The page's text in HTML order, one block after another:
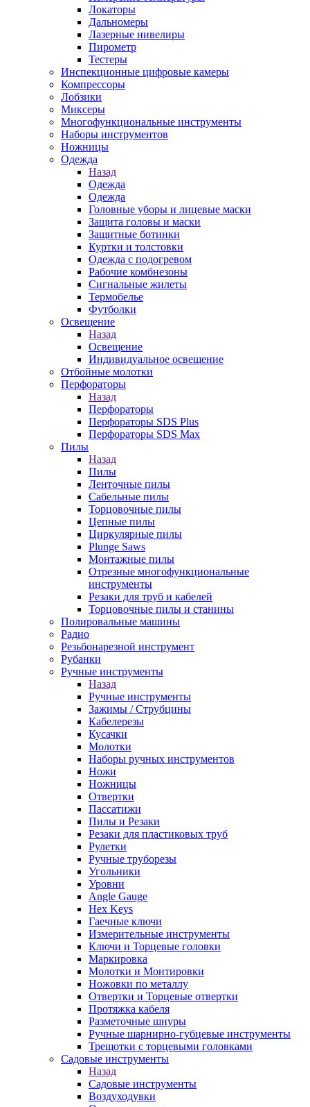
Локаторы
Дальномеры
Лазерные нивелиры
Пирометр
Тестеры
Инспекционные цифровые камеры
Компрессоры
Лобзики
Миксеры
Многофункциональные инструменты
Наборы инструментов
Ножницы
Одежда
Назад
Одежда
Одежда
Головные уборы и лицевые маски
Защита головы и маски
Защитные ботинки
Куртки и толстовки
Одежда с подогревом
Рабочие комбнезоны
Сигнальные жилеты
Термобелье
Футболки
Освещение
Назад
Освещение
Индивидуальное освещение
Отбойные молотки
Перфораторы
Назад
Перфораторы
Перфораторы SDS Plus
Перфораторы SDS Max
Пилы
Назад
Пилы
Ленточные пилы
Сабельные пилы
Торцовочные пилы
Цепные пилы
Циркулярные пилы
Plunge Saws
Монтажные пилы
Отрезные многофункциональные
инструменты
Резаки для труб и кабелей
Торцовочные пилы и станины
Полировальные машины
Радио
Резьбонарезной инструмент
Рубанки
Ручные инструменты
Назад
Ручные инструменты
Зажимы / Струбцины
Кабелерезы
Кусачки
Молотки
Наборы ручных инструментов
Ножи
Ножницы
Отвертки
Пассатижи
Пилы и Резаки
Резаки для пластиковых труб
Рулетки
Ручные труборезы
Угольники
Уровни
Angle Gauge
Hex Keys
Гаечные ключи
Измерительные инструменты
Ключи и Торцевые головки
Маркировка
Молотки и Монтировки
Ножовки по металлу
Отвертки и Торцевые отвертки
Протяжка кабеля
Разметочные шнуры
Ручные шарнирно-губцевые инструменты
Трещотки с торцевыми головками
Садовые инструменты
Назад
Садовые инструменты
Воздуходувки